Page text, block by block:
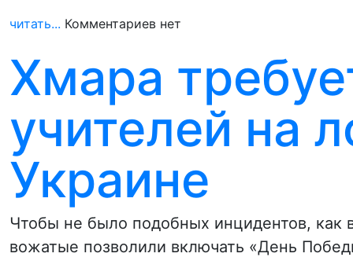
читать... Комментариев нет
Хмара
учителей на
Украине
Чтобы не было подобных инцидентов, как
вожатые позволили включать «День